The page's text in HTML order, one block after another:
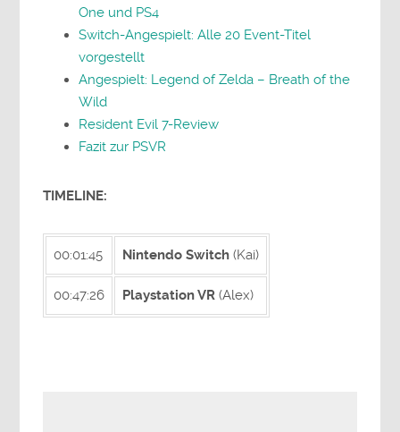
One und PS4
Switch-Angespielt: Alle 20 Event-Titel
vorgestellt
Angespielt: Legend of Zelda – Breath of the
Wild
Resident Evil 7-Review
Fazit zur PSVR
TIMELINE:
00:01:45 Nintendo Switch (Kai)
00:47:26 Playstation VR (Alex)